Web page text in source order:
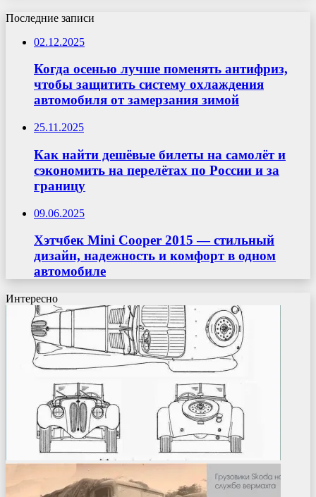
Последние записи
02.12.2025
Когда осенью лучше поменять антифриз,
чтобы защитить систему охлаждения
автомобиля от замерзания зимой
25.11.2025
Как найти дешёвые билеты на самолёт и
сэкономить на перелётах по России и за
границу
09.06.2025
Хэтчбек Mini Cooper 2015 — стильный
дизайн, надежность и комфорт в одном
автомобиле
Интересно